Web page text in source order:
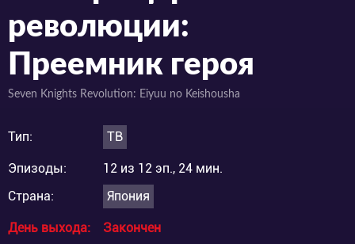
революции:
Преемник героя
Seven Knights Revolution: Eiyuu no Keishousha
Тип: ТВ
Эпизоды:
12 из 12 эп., 24 мин.
Страна:
Япония
День выхода:
Закончен